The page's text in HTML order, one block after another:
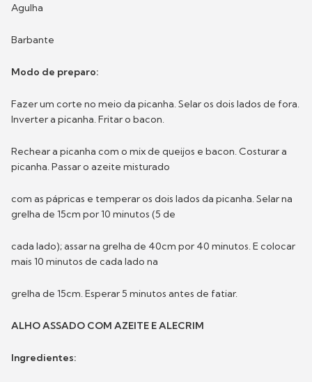
Agulha
Barbante
Modo de preparo:
Fazer um corte no meio da picanha. Selar os dois lados de fora.
Inverter a picanha. Fritar o bacon.
Rechear a picanha com o mix de queijos e bacon. Costurar a
picanha. Passar o azeite misturado
com as pápricas e temperar os dois lados da picanha. Selar na
grelha de 15cm por 10 minutos (5 de
cada lado); assar na grelha de 40cm por 40 minutos. E colocar
mais 10 minutos de cada lado na
grelha de 15cm. Esperar 5 minutos antes de fatiar.
ALHO ASSADO COM AZEITE E ALECRIM
Ingredientes: